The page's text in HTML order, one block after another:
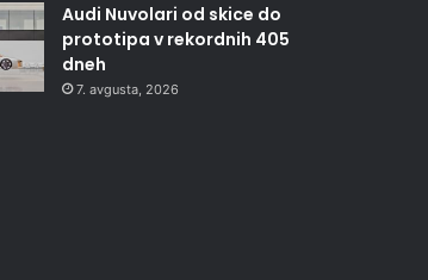
Audi Nuvolari od skice do
prototipa v rekordnih 405
dneh
7. avgusta, 2026